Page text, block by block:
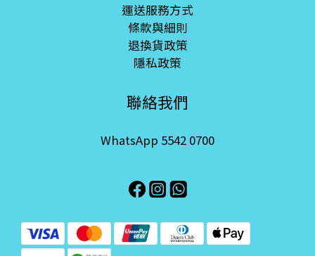
運送服務方式
條款與細則
退換貨政策
隱私政策
聯絡我們
WhatsApp 5542 0700